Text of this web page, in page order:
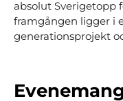
absolut Sverigetopp
framgången ligger i
generationsprojekt